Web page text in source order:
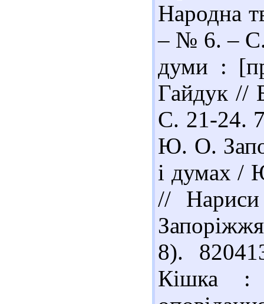
Народна
– № 6. –
думи :
Гайдук //
С. 21-24.
Ю. О.
і думах /
// Нариси
8).
Кішка :